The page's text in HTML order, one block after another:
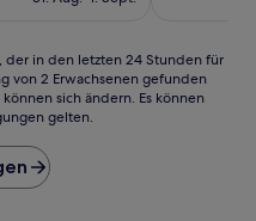
der in den letzten 24 Stunden für
von 2 Erwachsenen gefunden
sich ändern. Es können
gelten.